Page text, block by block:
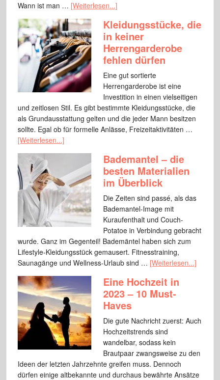
Wann ist man … [Weiterlesen...]
Kleidungsstücke, die
in keiner
Herrengarderobe
fehlen dürfen
Eine gut sortierte
Herrengarderobe ist eine
Investition in einen vielseitigen
und zeitlosen Stil. Es gibt bestimmte Kleidungsstücke, die
als Grundausstattung gelten und die jeder Mann besitzen
sollte. Egal ob für formelle Anlässe, Freizeitaktivitäten …
[Weiterlesen...]
Bademantel – die
besten Materialien
im Überblick
Die Zeiten sind passé, als das
Bademantel-Image mit
Kuraufenthalt und Couch-
Potatoe in Verbindung gebracht
wurde. Ganz im Gegenteil! Bademäntel haben sich zum
Lifestyle-Kleidungsstück gemausert. Fitnesstraining,
Saunagänge und Wellness-Urlaub sind … [Weiterlesen...]
Eine Hochzeit in
2023 – 10 Must-
Haves
Die gute Nachricht zuerst: Auch
Hochzeitstrends sind
wandelbar, sodass kein
Brautpaar zwangsweise zu den
Ideen der letzten Jahrzehnte greifen muss. Dennoch
dürfen einige altbekannte und durchaus bewährte Ansätze